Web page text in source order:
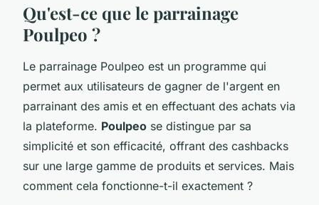
Qu'est-ce que le parrainage
Poulpeo ?
Le parrainage Poulpeo est un programme qui
permet aux utilisateurs de gagner de l'argent en
parrainant des amis et en effectuant des achats via
la plateforme. Poulpeo se distingue par sa
simplicité et son efficacité, offrant des cashbacks
sur une large gamme de produits et services. Mais
comment cela fonctionne-t-il exactement ?